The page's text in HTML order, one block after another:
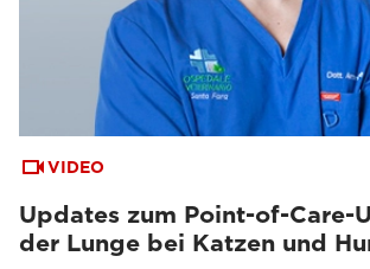
VIDEO
Updates zum Point-of-Care-
der Lunge bei Katzen und